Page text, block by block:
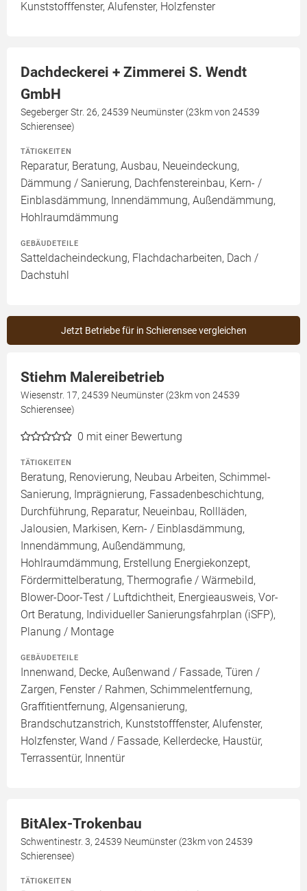
Kunststofffenster, Alufenster, Holzfenster
Dachdeckerei + Zimmerei S. Wendt
GmbH
Segeberger Str. 26, 24539 Neumünster (23km von 24539
Schierensee)
TÄTIGKEITEN
Reparatur, Beratung, Ausbau, Neueindeckung,
Dämmung / Sanierung, Dachfenstereinbau, Kern- /
Einblasdämmung, Innendämmung, Außendämmung,
Hohlraumdämmung
GEBÄUDETEILE
Satteldacheindeckung, Flachdacharbeiten, Dach /
Dachstuhl
Jetzt Betriebe für in Schierensee vergleichen
Stiehm Malereibetrieb
Wiesenstr. 17, 24539 Neumünster (23km von 24539
Schierensee)
0 mit einer Bewertung
TÄTIGKEITEN
Beratung, Renovierung, Neubau Arbeiten, Schimmel-
Sanierung, Imprägnierung, Fassadenbeschichtung,
Durchführung, Reparatur, Neueinbau, Rollläden,
Jalousien, Markisen, Kern- / Einblasdämmung,
Innendämmung, Außendämmung,
Hohlraumdämmung, Erstellung Energiekonzept,
Fördermittelberatung, Thermografie / Wärmebild,
Blower-Door-Test / Luftdichtheit, Energieausweis, Vor-
Ort Beratung, Individueller Sanierungsfahrplan (iSFP),
Planung / Montage
GEBÄUDETEILE
Innenwand, Decke, Außenwand / Fassade, Türen /
Zargen, Fenster / Rahmen, Schimmelentfernung,
Graffitientfernung, Algensanierung,
Brandschutzanstrich, Kunststofffenster, Alufenster,
Holzfenster, Wand / Fassade, Kellerdecke, Haustür,
Terrassentür, Innentür
BitAlex-Trokenbau
Schwentinestr. 3, 24539 Neumünster (23km von 24539
Schierensee)
TÄTIGKEITEN